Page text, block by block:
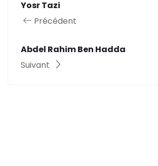
Yosr Tazi
Précédent
Abdel Rahim Ben Hadda
Suivant